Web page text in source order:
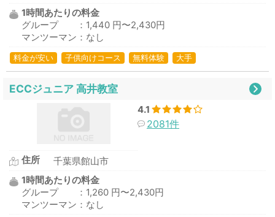
1時間あたりの料金
グループ ：1,440 円〜2,430円
マンツーマン：なし
料金が安い 子供向けコース 無料体験 大手
ECCジュニア 高井教室
4.1
2081件
住所
千葉県館山市
1時間あたりの料金
グループ ：1,260 円〜2,430円
マンツーマン：なし